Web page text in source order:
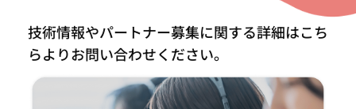
技術情報やパートナー募集に関する詳細はこち
らよりお問い合わせください。